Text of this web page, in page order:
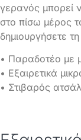
γερανός μπορεί
στο πίσω μέρος
δημιουργήσετε
• Παραδοτέο με
• Εξαιρετικά
• Στιβαρός